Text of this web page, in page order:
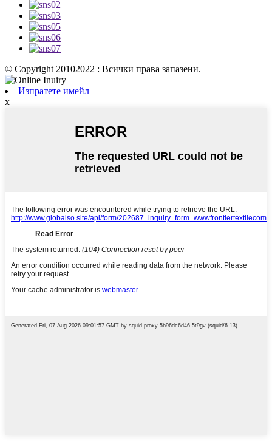
© Copyright 20102022 : Всички права запазени.
Изпратете имейл
x